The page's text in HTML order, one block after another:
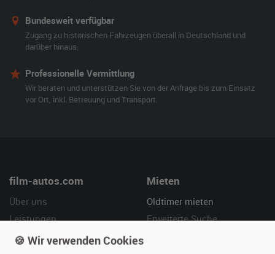
Bundesweit verfügbar
Zugang zu historischen Fahrzeugen überall in Deutschland und
darüber hinaus.
Professionelle Vermittlung
Wir beraten und unterstützen Sie von der Anfrage bis zum Einsatz
vor Ort, inkl. Betreuung und Transport.
film-autos.com
Über uns
Leistungen
Referenzen
Mieten
Oldtimer mieten
Erweiterte Suche
🍪 Wir verwenden Cookies